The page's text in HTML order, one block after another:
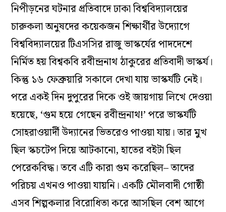
নিপীড়নের ঘটনার প্রতিবাদে ঢাকা বিশ্ববিদ্যালয়ের
চারুকলা অনুষদের কয়েকজন শিক্ষার্থীর উদ্যোগে
বিশ্ববিদ্যালয়ের টিএসসির রাজু ভাস্কর্যের পাদদেশে
নির্মিত হয় বিশ্বকবি রবীন্দ্রনাথ ঠাকুরের প্রতিবাদী ভাস্কর্য।
কিন্তু ১৬ ফেব্রুয়ারি সকালে দেখা যায় ভাস্কর্যটি নেই।
পরে একই দিন দুপুরের দিকে ওই জায়গায় লিখে দেওয়া
হয়েছে, ‘গুম হয়ে গেছেন রবীন্দ্রনাথ!’ পরে ভাস্কর্যটি
সোহরাওয়ার্দী উদ্যানের ভিতরেও পাওয়া যায়। তার মুখ
ছিল স্কচটেপ দিয়ে আটকানো, হাতের বইটা ছিল
পেরেকবিদ্ধ। তবে এটি কারা গুম করেছিল– তাদের
পরিচয় এখনও পাওয়া যায়নি। একটি মৌলবাদী গোষ্ঠী
এসব শিল্পকলার বিরোধিতা করে আসছিল বেশ আগে